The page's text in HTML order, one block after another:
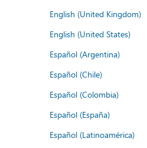
English (United Kingdom)
English (United States)
Español (Argentina)
Español (Chile)
Español (Colombia)
Español (España)
Español (Latinoamérica)